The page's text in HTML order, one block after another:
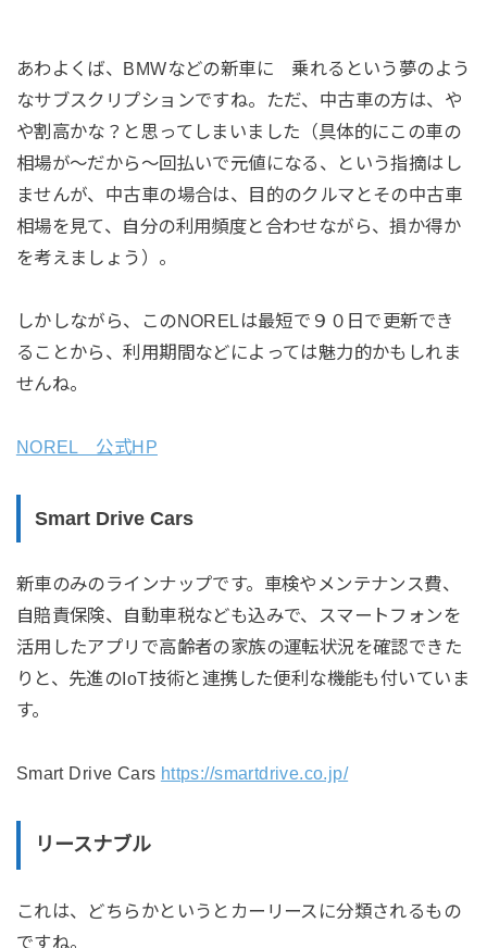
あわよくば、BMWなどの新車に 乗れるという夢のよう
なサブスクリプションですね。ただ、中古車の方は、や
や割高かな？と思ってしまいました（具体的にこの車の
相場が～だから～回払いで元値になる、という指摘はし
ませんが、中古車の場合は、目的のクルマとその中古車
相場を見て、自分の利用頻度と合わせながら、損か得か
を考えましょう）。
しかしながら、このNORELは最短で９０日で更新でき
ることから、利用期間などによっては魅力的かもしれま
せんね。
NOREL 公式HP
Smart Drive Cars
新車のみのラインナップです。車検やメンテナンス費、
自賠責保険、自動車税なども込みで、スマートフォンを
活用したアプリで高齢者の家族の運転状況を確認できた
りと、先進のIoT技術と連携した便利な機能も付いていま
す。
Smart Drive Cars https://smartdrive.co.jp/
リースナブル
これは、どちらかというとカーリースに分類されるもの
ですね。